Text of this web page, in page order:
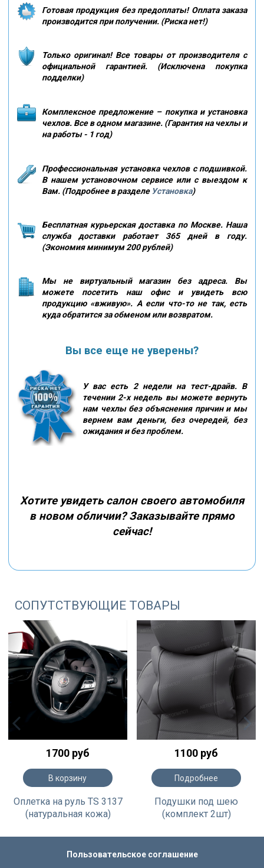
Готовая продукция без предоплаты! Оплата заказа
производится при получении. (Риска нет!)
Только оригинал! Все товары от производителя с
официальной гарантией. (Исключена покупка
подделки)
Комплексное предложение – покупка и установка
чехлов. Все в одном магазине. (Гарантия на чехлы и
на работы - 1 год)
Профессиональная установка чехлов с подшивкой.
В нашем установочном сервисе или с выездом к
Вам. (Подробнее в разделе Установка)
Бесплатная курьерская доставка по Москве. Наша
служба доставки работает 365 дней в году.
(Экономия минимум 200 рублей)
Мы не виртуальный магазин без адреса. Вы
можете посетить наш офис и увидеть всю
продукцию «вживую». А если что-то не так, есть
куда обратится за обменом или возвратом.
Вы все еще не уверены?
У вас есть 2 недели на тест-драйв. В
течении 2-х недель вы можете вернуть
нам чехлы без объяснения причин и мы
вернем вам деньги, без очередей, без
ожидания и без проблем.
Хотите увидеть салон своего автомобиля
в новом обличии? Заказывайте прямо
сейчас!
СОПУТСТВУЮЩИЕ ТОВАРЫ
1700 руб
В корзину
Оплетка на руль TS 3137
(натуральная кожа)
1100 руб
Подробнее
Подушки под шею
(комплект 2шт)
Пользовательское соглашение